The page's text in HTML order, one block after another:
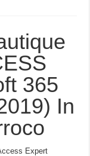
365
In
Expert